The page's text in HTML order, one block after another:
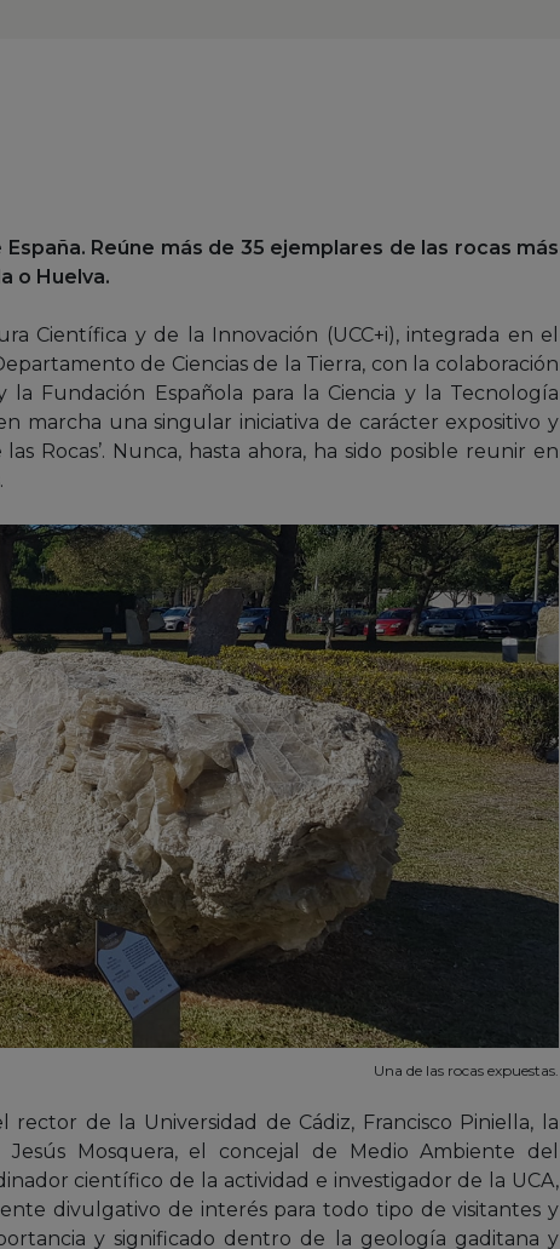
Reúne más de 35 ejemplares de las rocas más
o Huelva.
Científica y de la Innovación (UCC+i), integrada en el
de Ciencias de la Tierra, con la colaboración
Fundación Española para la Ciencia y la Tecnología
marcha una singular iniciativa de carácter expositivo y
Rocas’. Nunca, hasta ahora, ha sido posible reunir en
Una de las rocas expuestas.
de la Universidad de Cádiz, Francisco Piniella, la
Mosquera, el concejal de Medio Ambiente del
científico de la actividad e investigador de la UCA,
divulgativo de interés para todo tipo de visitantes y
y significado dentro de la geología gaditana y